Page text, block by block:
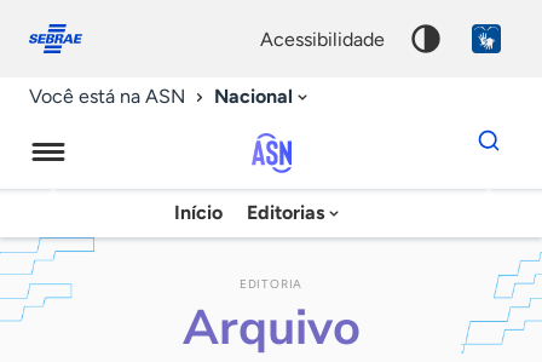
conosco
acessibilidade
Você está na ASN Nacional
Agência
Sebrae
de
Notícias
Início Editorias
Dados
para
chave
EDITORIA
Arquivo